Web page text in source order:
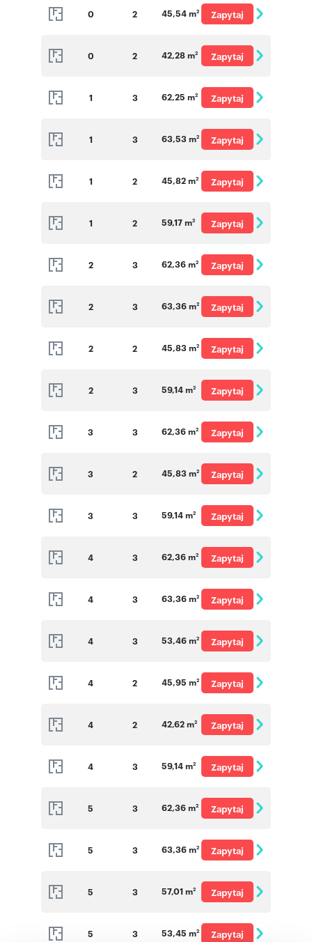
0 2 45,54 m2
Zapytaj
0 2 42,28 m2
Zapytaj
1 3 62,25 m2
Zapytaj
1 3 63,53 m2
Zapytaj
1 2 45,82 m2
Zapytaj
1 2 59,17 m2
Zapytaj
2 3 62,36 m2
Zapytaj
2 3 63,36 m2
Zapytaj
2 2 45,83 m2
Zapytaj
2 3 59,14 m2
Zapytaj
3 3 62,36 m2
Zapytaj
3 2 45,83 m2
Zapytaj
3 3 59,14 m2
Zapytaj
4 3 62,36 m2
Zapytaj
4 3 63,36 m2
Zapytaj
4 3 53,46 m2
Zapytaj
4 2 45,95 m2
Zapytaj
4 2 42,62 m2
Zapytaj
4 3 59,14 m2
Zapytaj
5 3 62,36 m2
Zapytaj
5 3 63,36 m2
Zapytaj
5 3 57,01 m2
Zapytaj
5 3 53,45 m2 Zapytaj